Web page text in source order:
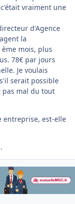
vraiment une
d'Agence
la
mois, plus
78€ par jours
Je voulais
serait possible
pas mal du tout
entreprise, est-elle